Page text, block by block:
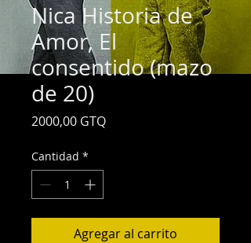
Nica Historia de
Amor, El
consentido (mazo
de 20)
2000,00 GTQPrecio
Cantidad *
Agregar al carrito